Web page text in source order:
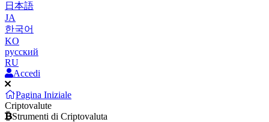
日本語
JA
한국어
KO
русский
RU
Accedi
Pagina Iniziale
Criptovalute
Strumenti di Criptovaluta